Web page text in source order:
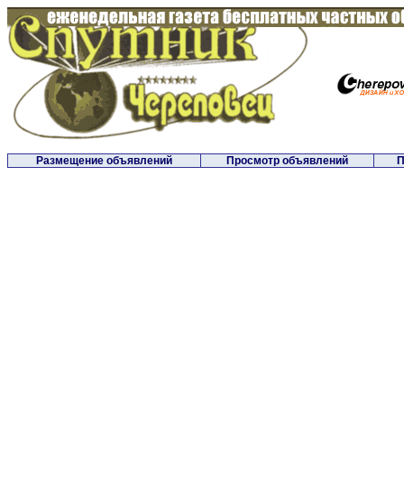
Размещение объявлений Просмотр объявлений